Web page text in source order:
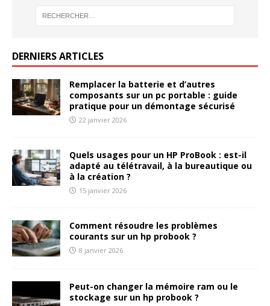
DERNIERS ARTICLES
Remplacer la batterie et d’autres
composants sur un pc portable : guide
pratique pour un démontage sécurisé
22 janvier 2026
Quels usages pour un HP ProBook : est-il
adapté au télétravail, à la bureautique ou
à la création ?
15 janvier 2026
Comment résoudre les problèmes
courants sur un hp probook ?
8 janvier 2026
Peut-on changer la mémoire ram ou le
stockage sur un hp probook ?